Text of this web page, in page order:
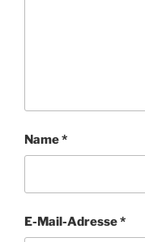
Name*
E-Mail-Adresse*